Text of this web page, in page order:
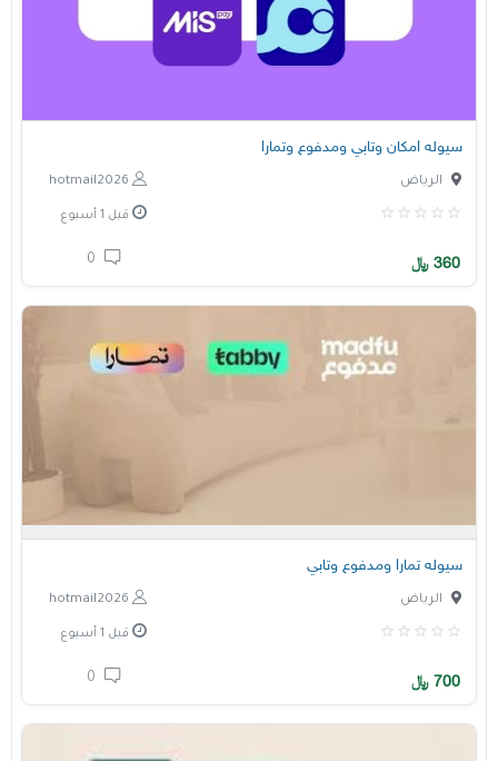
سيوله امكان وتابي ومدفوع وتمارا
hotmail2026 الرياض
قبل 1 أسبوع
360 ﷼
سيوله تمارا ومدفوع وتابي
hotmail2026 الرياض
قبل 1 أسبوع
700 ﷼